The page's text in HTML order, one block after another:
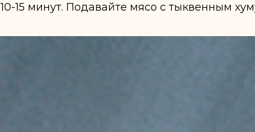
10-15 минут. Подавайте мясо с тыквенным